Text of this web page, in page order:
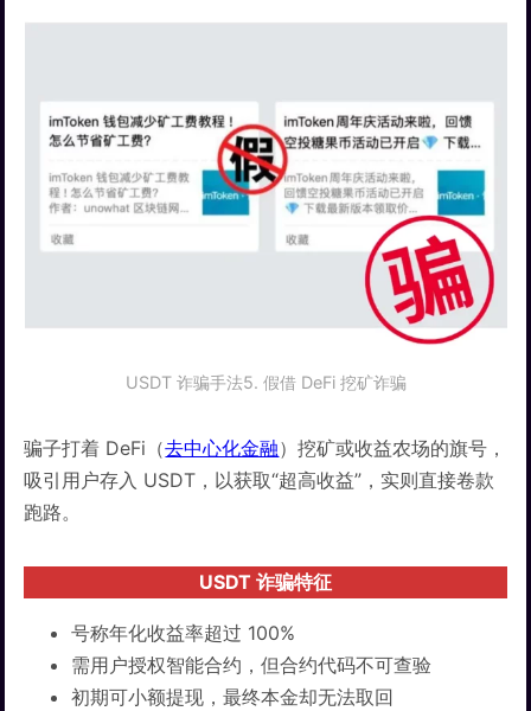
USDT 诈骗手法5. 假借 DeFi 挖矿诈骗
骗子打着 DeFi（去中心化金融）挖矿或收益农场的旗号，
吸引用户存入 USDT，以获取“超高收益”，实则直接卷款
跑路。
USDT 诈骗特征
号称年化收益率超过 100%
需用户授权智能合约，但合约代码不可查验
初期可小额提现，最终本金却无法取回